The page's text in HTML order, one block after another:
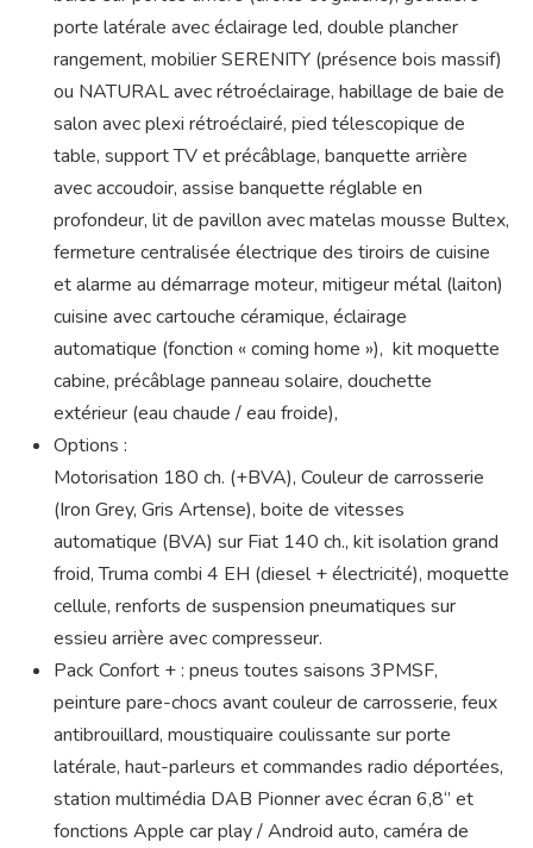
porte latérale avec éclairage led, double plancher
rangement, mobilier SERENITY (présence bois massif)
ou NATURAL avec rétroéclairage, habillage de baie de
salon avec plexi rétroéclairé, pied télescopique de
table, support TV et précâblage, banquette arrière
avec accoudoir, assise banquette réglable en
profondeur, lit de pavillon avec matelas mousse Bultex,
fermeture centralisée électrique des tiroirs de cuisine
et alarme au démarrage moteur, mitigeur métal (laiton)
cuisine avec cartouche céramique, éclairage
automatique (fonction « coming home »), kit moquette
cabine, précâblage panneau solaire, douchette
extérieur (eau chaude / eau froide),
Options :
Motorisation 180 ch. (+BVA), Couleur de carrosserie
(Iron Grey, Gris Artense), boite de vitesses
automatique (BVA) sur Fiat 140 ch., kit isolation grand
froid, Truma combi 4 EH (diesel + électricité), moquette
cellule, renforts de suspension pneumatiques sur
essieu arrière avec compresseur.
Pack Confort + : pneus toutes saisons 3PMSF,
peinture pare-chocs avant couleur de carrosserie, feux
antibrouillard, moustiquaire coulissante sur porte
latérale, haut-parleurs et commandes radio déportées,
station multimédia DAB Pionner avec écran 6,8‘’ et
fonctions Apple car play / Android auto, caméra de